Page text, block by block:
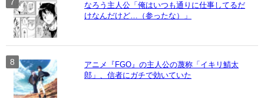
なろう主人公「俺はいつも通りに仕事してるだ
けなんだけど…（参ったな）」
アニメ『FGO』の主人公の蔑称「イキリ鯖太
郎」、信者にガチで効いていた